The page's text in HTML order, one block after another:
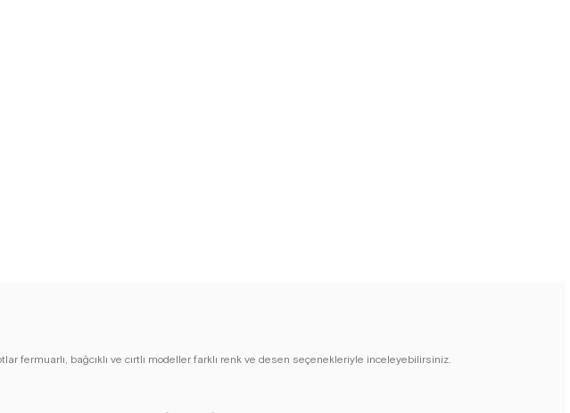
fermuarlı, bağcıklı ve cırtlı modeller farklı renk ve desen seçenekleriyle inceleyebilirsiniz.